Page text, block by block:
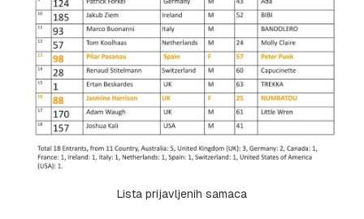
Lista prijavljenih samaca